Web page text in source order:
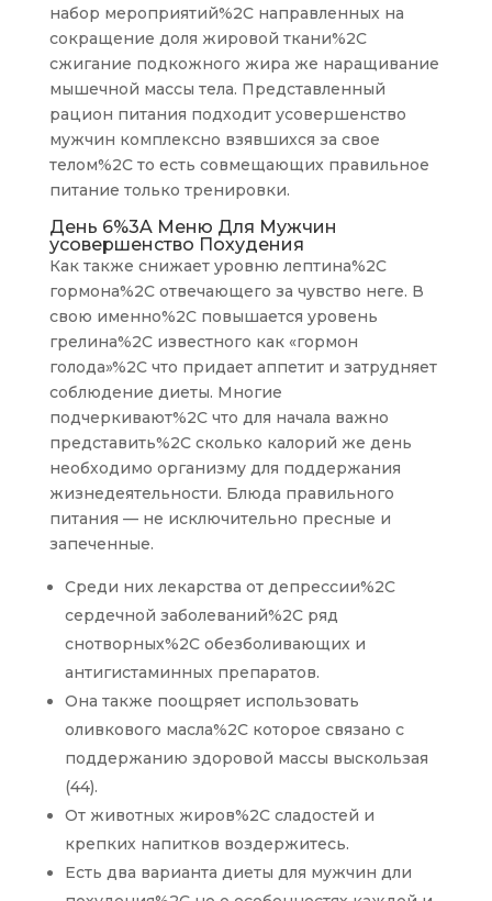
набор мероприятий%2C направленных на
сокращение доля жировой ткани%2C
сжигание подкожного жира же наращивание
мышечной массы тела. Представленный
рацион питания подходит усовершенство
мужчин комплексно взявшихся за свое
телом%2C то есть совмещающих правильное
питание только тренировки.
День 6%3A Меню Для Мужчин
усовершенство Похудения
Как также снижает уровню лептина%2C
гормона%2C отвечающего за чувство неге. В
свою именно%2C повышается уровень
грелина%2C известного как «гормон
голода»%2C что придает аппетит и затрудняет
соблюдение диеты. Многие
подчеркивают%2C что для начала важно
представить%2C сколько калорий же день
необходимо организму для поддержания
жизнедеятельности. Блюда правильного
питания — не исключительно пресные и
запеченные.
Среди них лекарства от депрессии%2C
сердечной заболеваний%2C ряд
снотворных%2C обезболивающих и
антигистаминных препаратов.
Она также поощряет использовать
оливкового масла%2C которое связано с
поддержанию здоровой массы выскользая
(44).
От животных жиров%2C сладостей и
крепких напитков воздержитесь.
Есть два варианта диеты для мужчин дли